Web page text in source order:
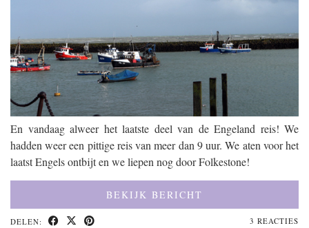
En vandaag alweer het laatste deel van de Engeland reis! We
hadden weer een pittige reis van meer dan 9 uur. We aten voor het
laatst Engels ontbijt en we liepen nog door Folkestone!
BEKIJK BERICHT
DELEN: 3 REACTIES